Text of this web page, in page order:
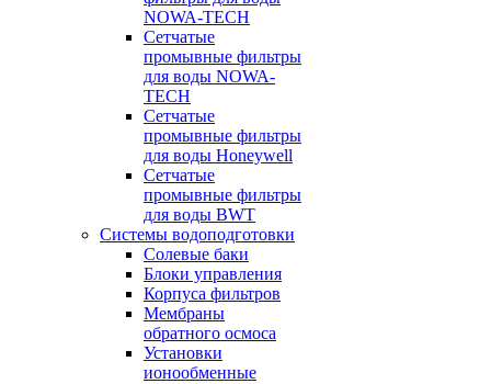
NOWA-TECH
Сетчатые
промывные фильтры
для воды NOWA-
TECH
Сетчатые
промывные фильтры
для воды Honeywell
Сетчатые
промывные фильтры
для воды BWT
Системы водоподготовки
Солевые баки
Блоки управления
Корпуса фильтров
Мембраны
обратного осмоса
Установки
ионообменные